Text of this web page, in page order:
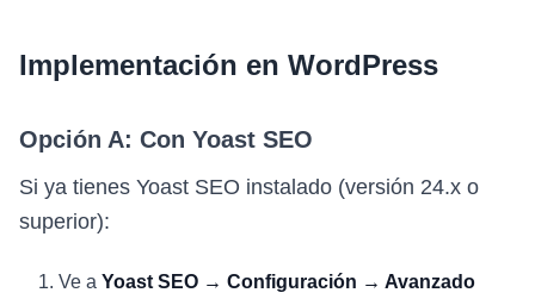
Implementación en WordPress
Opción A: Con Yoast SEO
Si ya tienes Yoast SEO instalado (versión 24.x o
superior):
Ve a Yoast SEO → Configuración → Avanzado